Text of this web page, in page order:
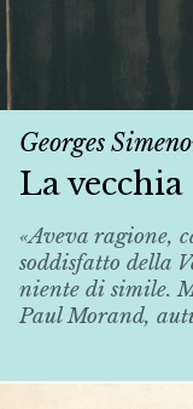
Georges
La vecchia
«Aveva ragione,
soddisfatto della
niente di simile.
Paul Morand,